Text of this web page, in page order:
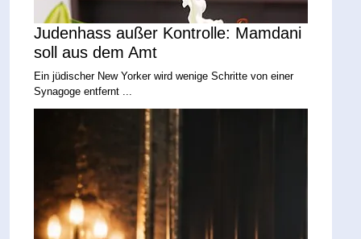
Judenhass außer Kontrolle: Mamdani
soll aus dem Amt
Ein jüdischer New Yorker wird wenige Schritte von einer
Synagoge entfernt ...